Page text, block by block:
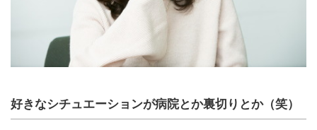
好きなシチュエーションが病院とか裏切りとか（笑）